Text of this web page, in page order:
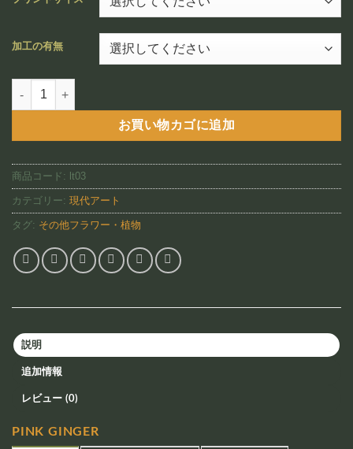
¥12,800
–
¥88,800
加工の有無
Pink Ginger（LT03)個
お買い物カゴに追加
商品コード: lt03
カテゴリー: 現代アート
タグ: その他フラワー・植物
説明
追加情報
レビュー (0)
PINK GINGER